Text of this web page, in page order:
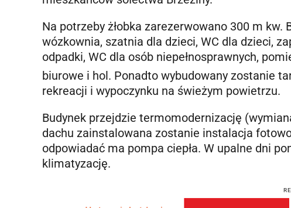
Na potrzeby żłobka zarezerwowano 300 m
wózkownia, szatnia dla dzieci, WC dla dzieci,
odpadki, WC dla osób niepełnosprawnych,
biurowe i hol. Ponadto wybudowany zostanie
rekreacji i wypoczynku na świeżym powietrzu.
Budynek przejdzie termomodernizację
dachu zainstalowana zostanie instalacja
odpowiadać ma pompa ciepła. W upalne dni
klimatyzację.